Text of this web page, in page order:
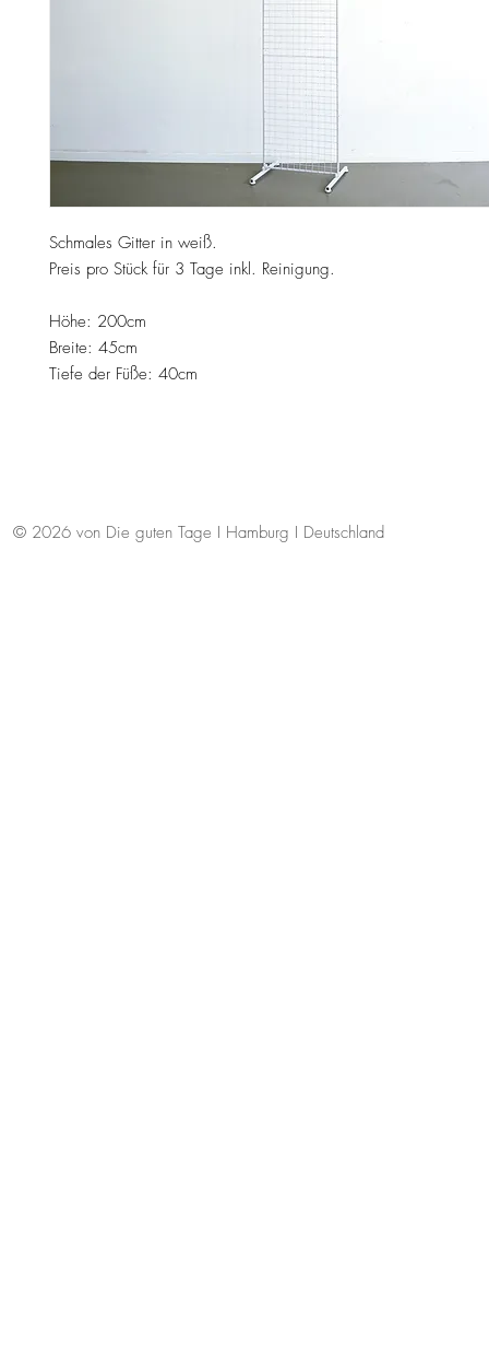
Schmales Gitter in weiß.
Preis pro Stück für 3 Tage inkl. Reinigung.
Höhe: 200cm
Breite: 45cm
Tiefe der Füße: 40cm
© 2026 von Die guten Tage I Hamburg I Deutschland